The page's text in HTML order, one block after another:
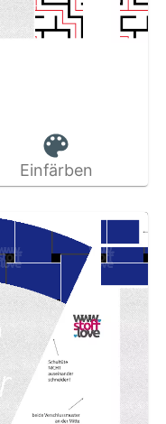
Einfärben